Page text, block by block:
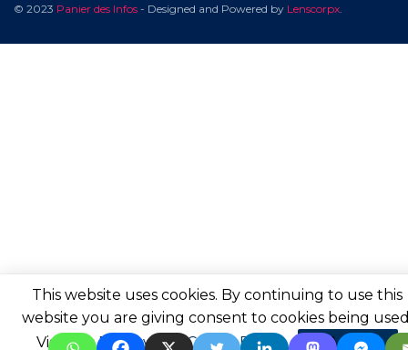
© 2023 Panier des Infos - Designed and Powered by Lenscorpx
This website uses cookies. By continuing to use this
website you are giving consent to cookies being
Visit ourPrivacy and Cookie Policy . I Agree